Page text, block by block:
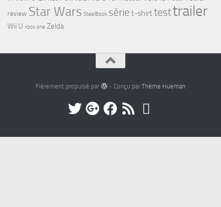
review Star Wars SteelBook série t-shirttesttrailer
Wii U xbox one Zelda
Fièrement propulsé par - Conçu par Thème Hueman